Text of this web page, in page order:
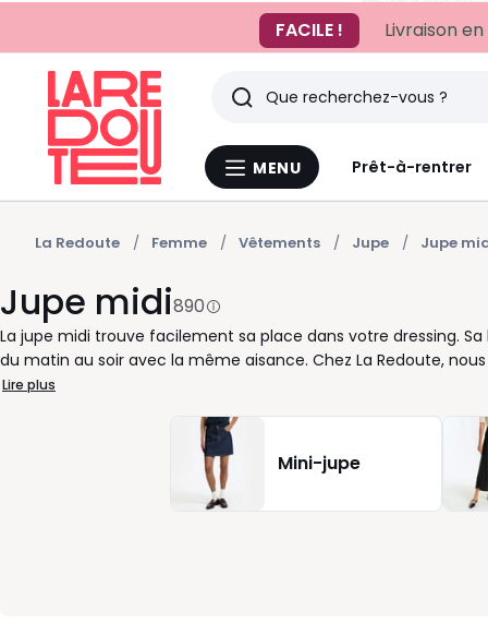
FACILE !
Livraison
Menu
MENU Prêt-à-rentrer
Rechercher
Derniers
articles
vus
La Redoute Femme Vêtements Jupe Jupe
Jupe midi890
La jupe midi trouve facilement sa place dans votre dressing.
du matin au soir avec la même aisance. Chez La Redoute,
du corps pour varier les styles selon vos envies. Pour une
sandales à talon font tout de suite la différence. Taille haute,
l’allure en un clin d’œil. La jupe midi convient à toutes les
débardeur et des sandales dès les beaux jours. Si vous aimez
cherchez une pièce facile à mixer, féminine et pratique au
Lire plus
Mini-jupe